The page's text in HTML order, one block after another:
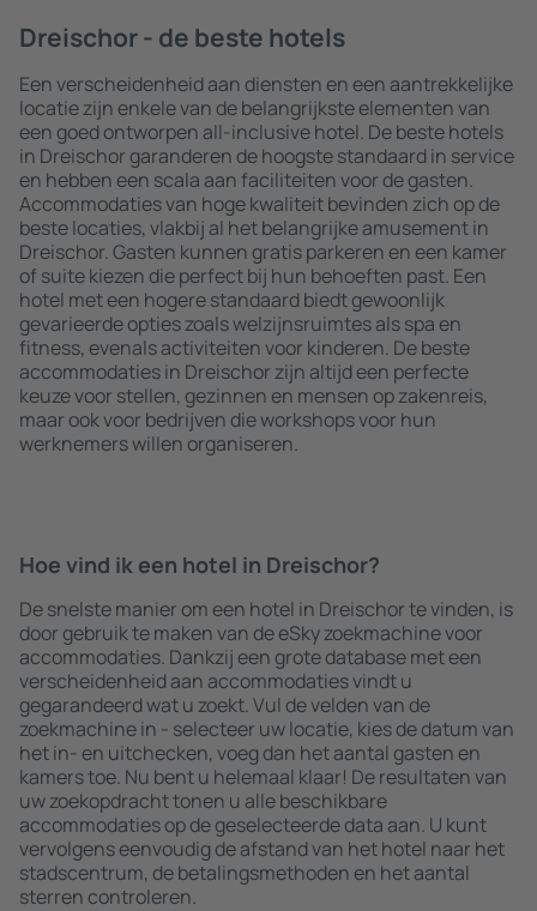
Dreischor - de beste hotels
Een verscheidenheid aan diensten en een aantrekkelijke
locatie zijn enkele van de belangrijkste elementen van
een goed ontworpen all-inclusive hotel. De beste hotels
in Dreischor garanderen de hoogste standaard in service
en hebben een scala aan faciliteiten voor de gasten.
Accommodaties van hoge kwaliteit bevinden zich op de
beste locaties, vlakbij al het belangrijke amusement in
Dreischor. Gasten kunnen gratis parkeren en een kamer
of suite kiezen die perfect bij hun behoeften past. Een
hotel met een hogere standaard biedt gewoonlijk
gevarieerde opties zoals welzijnsruimtes als spa en
fitness, evenals activiteiten voor kinderen. De beste
accommodaties in Dreischor zijn altijd een perfecte
keuze voor stellen, gezinnen en mensen op zakenreis,
maar ook voor bedrijven die workshops voor hun
werknemers willen organiseren.
Hoe vind ik een hotel in Dreischor?
De snelste manier om een hotel in Dreischor te vinden, is
door gebruik te maken van de eSky zoekmachine voor
accommodaties. Dankzij een grote database met een
verscheidenheid aan accommodaties vindt u
gegarandeerd wat u zoekt. Vul de velden van de
zoekmachine in - selecteer uw locatie, kies de datum van
het in- en uitchecken, voeg dan het aantal gasten en
kamers toe. Nu bent u helemaal klaar! De resultaten van
uw zoekopdracht tonen u alle beschikbare
accommodaties op de geselecteerde data aan. U kunt
vervolgens eenvoudig de afstand van het hotel naar het
stadscentrum, de betalingsmethoden en het aantal
sterren controleren.